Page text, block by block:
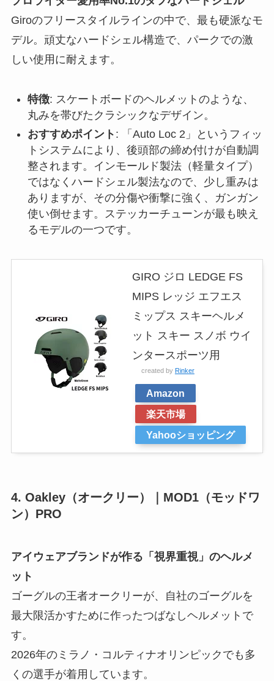
Giroのフリースタイルラインの中で、最も硬派なモ
デル。頑丈なハードシェル構造で、パークでの激
しい使用に耐えます。
特徴: スケートボードのヘルメットのような、
丸みを帯びたクラシックなデザイン。
おすすめポイント : 「Auto Loc 2」というフィッ
トシステムにより、後頭部の締め付けが自動調
整されます。インモールド製法（軽量タイプ）
ではなくハードシェル製法なので、少し重みは
ありますが、その分傷や衝撃に強く、ガンガン
使い倒せます。ステッカーチューンが最も映え
るモデルの一つです。
GIRO ジロ LEDGE FS
MIPS レッジ エフエス
ミップス スキーヘルメ
ット スキー スノボ ウイ
ンタースポーツ用
created by Rinker
Amazon
楽天市場
Yahooショッピング
4. Oakley（オークリー）｜MOD1（モッドワ
ン）PRO
アイウェアブランドが作る「視界重視」のヘルメ
ット
ゴーグルの王者オークリーが、自社のゴーグルを
最大限活かすために作ったつばなしヘルメットで
す。
2026年のミラノ・コルティナオリンピックでも多
くの選手が着用しています。